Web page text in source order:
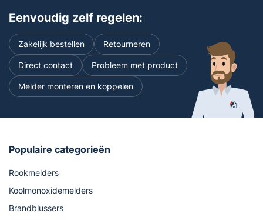
Eenvoudig zelf regelen:
Zakelijk bestellen Retourneren
Direct contact Probleem met product
Melder monteren en koppelen
Populaire categorieën
Rookmelders
Koolmonoxidemelders
Brandblussers